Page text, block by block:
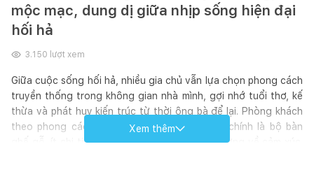
mộc mạc, dung dị giữa nhịp sống hiện đại
hối hả
3.150 lượt xem
Giữa cuộc sống hối hả, nhiều gia chủ vẫn lựa chọn phong cách
truyền thống trong không gian nhà mình, gợi nhớ tuổi thơ, kế
thừa và phát huy kiến trúc từ thời ông bà để lại. Phòng khách
theo phong cách truyền thống nổi bật nhất chính là bộ bàn
ghế gỗ, ít chi tiết thiết kế nhưng lại gây ấn tượng về cảm xúc.
Xem thêm